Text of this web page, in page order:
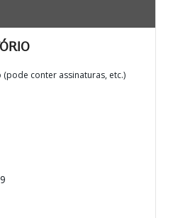
conter assinaturas, etc.)